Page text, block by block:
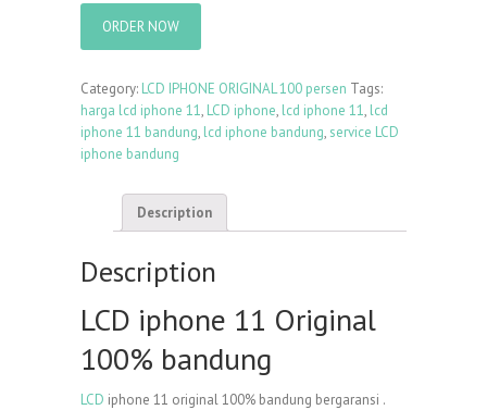
ORDER NOW
Category: LCD IPHONE ORIGINAL 100 persen Tags:
harga lcd iphone 11, LCD iphone, lcd iphone 11, lcd
iphone 11 bandung, lcd iphone bandung,service LCD
iphone bandung
Description
Description
LCD iphone 11 Original
100% bandung
LCD iphone 11 original 100% bandung bergaransi .